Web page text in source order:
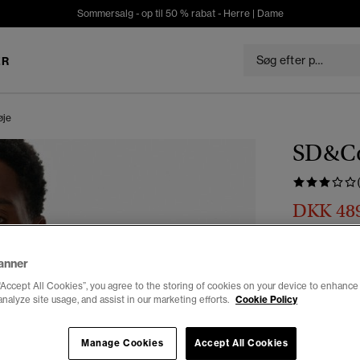
Sommersalg - op til 50 % rabat - Herre| Dame
DKK
Du sparer 30%
All Cookies”, you agree to the storing of cookies on your device to
site usage, and assist in our marketing efforts. Cookie Policy
Accept All Cookies
Manage Cookies